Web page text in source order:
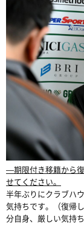
―期限付き移籍から
せてください。
半年ぶりにクラブハ
気持ちです。（復帰
分自身、厳しい気持